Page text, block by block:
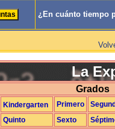
¿En cuánto tiempo
La
Grados
Kindergarten Primero
Quinto
Sexto